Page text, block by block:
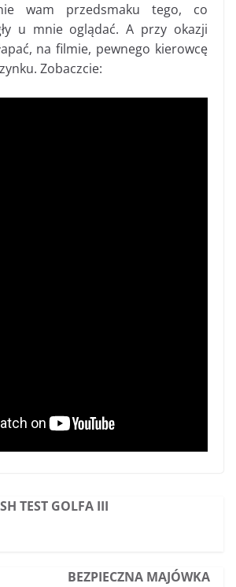
wam przedsmaku tego, co
u mnie oglądać. A przy okazji
na filmie, pewnego kierowcę
Zobaczcie:
TEST GOLFA III
BEZPIECZNA MAJÓWKA